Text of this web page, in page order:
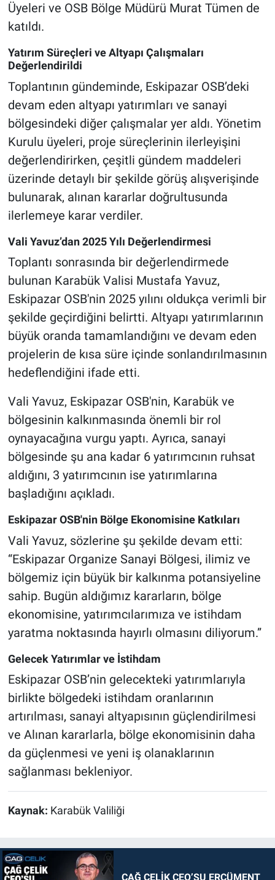
Üyeleri ve OSB Bölge Müdürü Murat Tümen de
katıldı.
Yatırım Süreçleri ve Altyapı Çalışmaları
Değerlendirildi
Toplantının gündeminde, Eskipazar OSB’deki
devam eden altyapı yatırımları ve sanayi
bölgesindeki diğer çalışmalar yer aldı. Yönetim
Kurulu üyeleri, proje süreçlerinin ilerleyişini
değerlendirirken, çeşitli gündem maddeleri
üzerinde detaylı bir şekilde görüş alışverişinde
bulunarak, alınan kararlar doğrultusunda
ilerlemeye karar verdiler.
Vali Yavuz’dan 2025 Yılı Değerlendirmesi
Toplantı sonrasında bir değerlendirmede
bulunan Karabük Valisi Mustafa Yavuz,
Eskipazar OSB'nin 2025 yılını oldukça verimli bir
şekilde geçirdiğini belirtti. Altyapı yatırımlarının
büyük oranda tamamlandığını ve devam eden
projelerin de kısa süre içinde sonlandırılmasının
hedeflendiğini ifade etti.
Vali Yavuz, Eskipazar OSB'nin, Karabük ve
bölgesinin kalkınmasında önemli bir rol
oynayacağına vurgu yaptı. Ayrıca, sanayi
bölgesinde şu ana kadar 6 yatırımcının ruhsat
aldığını, 3 yatırımcının ise yatırımlarına
başladığını açıkladı.
Eskipazar OSB'nin Bölge Ekonomisine Katkıları
Vali Yavuz, sözlerine şu şekilde devam etti:
“Eskipazar Organize Sanayi Bölgesi, ilimiz ve
bölgemiz için büyük bir kalkınma potansiyeline
sahip. Bugün aldığımız kararların, bölge
ekonomisine, yatırımcılarımıza ve istihdam
yaratma noktasında hayırlı olmasını diliyorum.”
Gelecek Yatırımlar ve İstihdam
Eskipazar OSB’nin gelecekteki yatırımlarıyla
birlikte bölgedeki istihdam oranlarının
artırılması, sanayi altyapısının güçlendirilmesi
ve Alınan kararlarla, bölge ekonomisinin daha
da güçlenmesi ve yeni iş olanaklarının
sağlanması bekleniyor.
Kaynak: Karabük Valiliği
ÇAĞ ÇELİK CEO’SU ERCÜMENT